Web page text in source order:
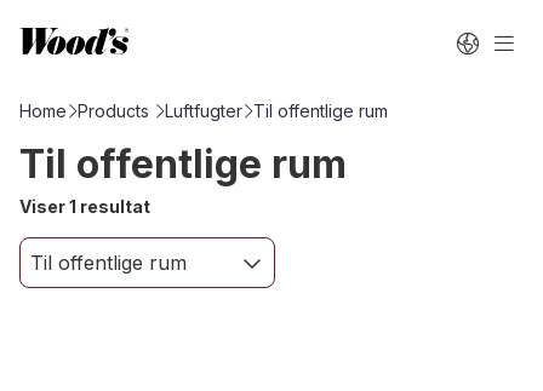
Home Products Luftfugter Til offentlige rum
Til offentlige rum
Viser 1 resultat